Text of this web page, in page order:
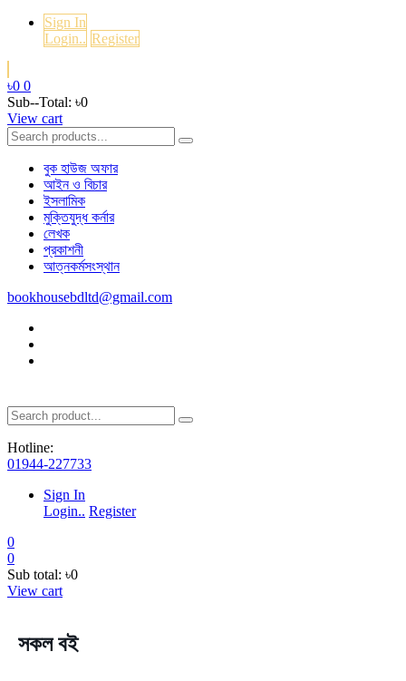
Sign In
Login.. Register
৳0 0
Sub--Total: ৳0
View cart
বুক হাউজ অফার
আইন ও বিচার
ইসলামিক
মুক্তিযুদ্ধ কর্নার
লেখক
প্রকাশনী
আত্নকর্মসংস্থান
bookhousebdltd@gmail.com
Hotline:
01944-227733
Sign In
Login.. Register
0
0
Sub total: ৳0
View cart
সকল বই